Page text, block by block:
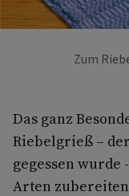
Zum
Das ganz
Riebelgrieß –
gegessen wurde
Arten